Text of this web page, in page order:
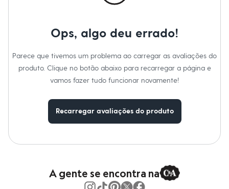
Camisas
Calças
Camisetas e Regatas
Casacos e Jaquetas
Bolsas e Mochilas
Cintos
Carteiras
Ops, algo deu errado!
Parece que tivemos um problema ao carregar as avaliações do
produto. Clique no botão abaixo para recarregar a página e
vamos fazer tudo funcionar novamente!
Recarregar avaliações do produto
A gente se encontra na